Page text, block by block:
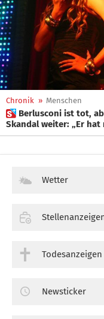
Chronik » Menschen
 Berlusconi ist tot, aber für Ruby geht „Bunga Bunga“-
Skandal weiter: „Er
Wetter
Todesanzeigen
Newsticker